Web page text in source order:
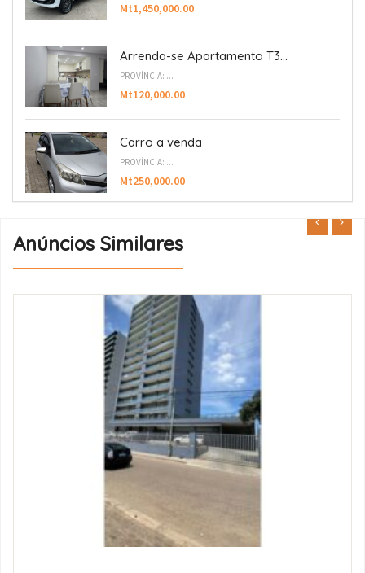
Mt1,450,000.00
Arrenda-se Apartamento T3...
PROVÍNCIA: ...
Mt120,000.00
Carro a venda
PROVÍNCIA: ...
Mt250,000.00
Anúncios Similares